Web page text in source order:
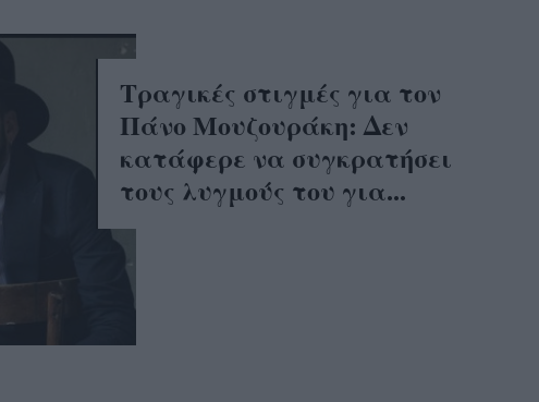
Τραγικές στιγμές για τον
Πάνο Μουζουράκη: Δεν
κατάφερε να συγκρατήσει
τους λυγμούς του για...